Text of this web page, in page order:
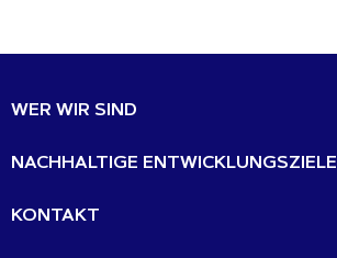
WER WIR SIND
NACHHALTIGE ENTWICKLUNGSZIELE
KONTAKT